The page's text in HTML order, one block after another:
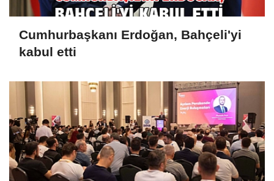
Cumhurbaşkanı Erdoğan, Bahçeli'yi
kabul etti